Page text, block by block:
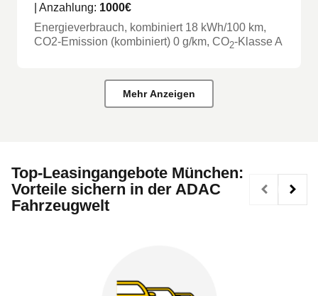
| Anzahlung: 1000€
Energieverbrauch, kombiniert 18 kWh/100 km,
CO2-Emission (kombiniert) 0 g/km, CO2-KlasseA
Mehr Anzeigen
Top-Leasingangebote München:
Vorteile sichern in der ADAC
Fahrzeugwelt